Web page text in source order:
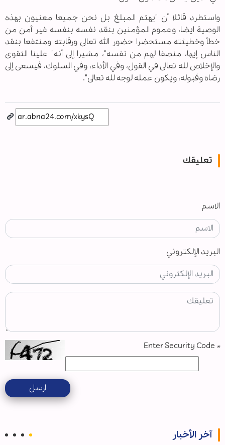
واستطرد قائلا أن "يهتم المبلغ بل نحن جميعا معنيون بهذه
الوصية ايضا، وعموم المؤمنين بنقد نفسه بنفسه غير أمن من
خطأ وخطيئته مستحضرا حضور الله تعالى ورقابته ومنتفعا بنقد
الناس إيها، منصفا لهم من نفسه"، مشيرا إلى أنه" علينا التقوى
والإخلاص لله تعالى في القول، وفي الأداء، وفي السلوك، فيسعى إلى
رضاه وقبوله، ويكون عمله لوجه لله تعالى".
تعليقك
الاسم
البريد الإلكتروني
*
ارسل
آخر الأخبار